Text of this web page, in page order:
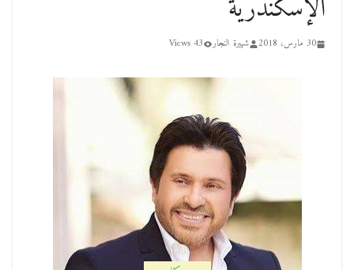
الإسكندرية
30 مارس، 2018 شهيرة النجار 43 Views